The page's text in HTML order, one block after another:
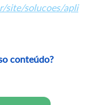
site/solucoes/apli
conteúdo?